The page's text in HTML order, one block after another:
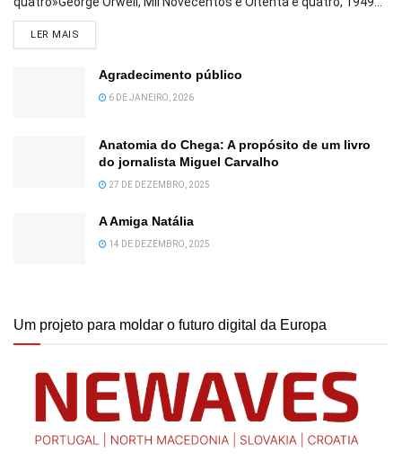
LER MAIS
Agradecimento público
6 DE JANEIRO, 2026
Anatomia do Chega: A propósito de um livro
do jornalista Miguel Carvalho
27 DE DEZEMBRO, 2025
A Amiga Natália
14 DE DEZEMBRO, 2025
Um projeto para moldar o futuro digital da Europa